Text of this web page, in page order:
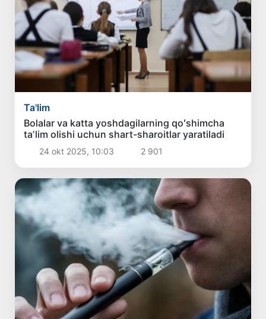
Ta'lim
Bolalar va katta yoshdagilarning qoʻshimcha
taʼlim olishi uchun shart-sharoitlar yaratiladi
24 okt 2025, 10:03 2 901